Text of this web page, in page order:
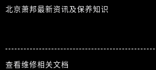
北京萧邦最新资讯及保养知识
查看维修相关文档